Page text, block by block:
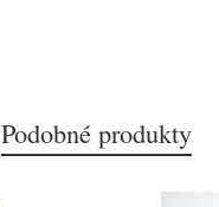
Podobné produkty